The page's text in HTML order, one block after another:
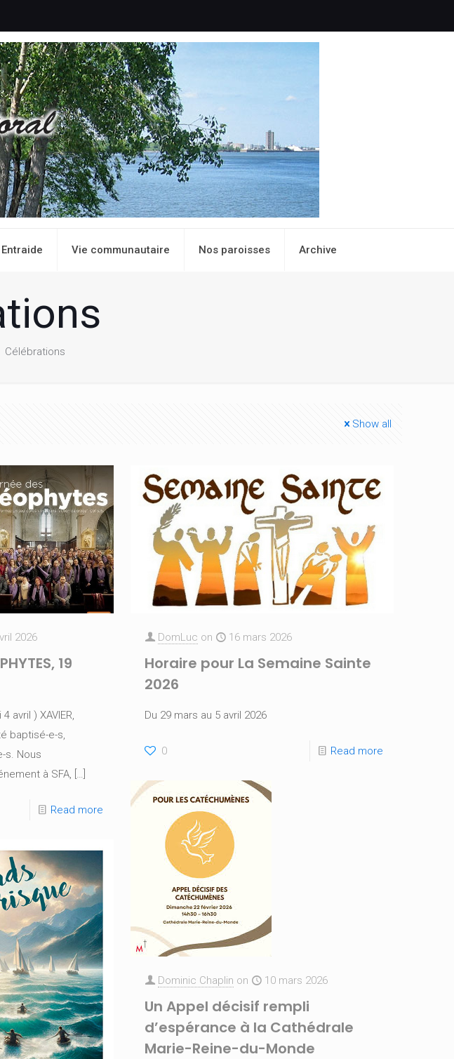
Entraide Vie communautaire Nos paroisses Archive
Célébrations
Show all
2026
19
avril ) XAVIER,
baptisé-e-s,
s. Nous
à SFA, […]
Read more
DomLuc on 16 mars 2026
Horaire pour La Semaine Sainte
2026
Du 29 mars au 5 avril 2026
0 Read more
Dominic Chaplin on 10 mars 2026
Un Appel décisif rempli
d’espérance à la Cathédrale
Marie-Reine-du-Monde